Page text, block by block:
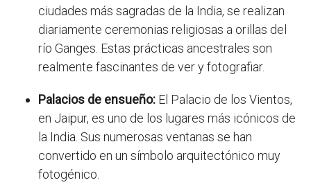
ciudades más sagradas de la India, se realizan
diariamente ceremonias religiosas a orillas del
río Ganges. Estas prácticas ancestrales son
realmente fascinantes de ver y fotografiar.
Palacios de ensueño: El Palacio de los Vientos,
en Jaipur, es uno de los lugares más icónicos de
la India. Sus numerosas ventanas se han
convertido en un símbolo arquitectónico muy
fotogénico.